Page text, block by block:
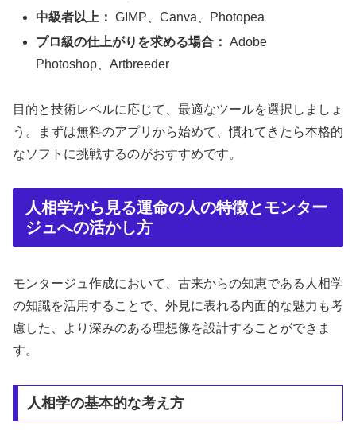
中級者以上： GIMP、Canva、Photopea
プロ級の仕上がりを求める場合： Adobe
Photoshop、Artbreeder
目的と技術レベルに応じて、最適なツールを選択しましょ
う。まずは無料のアプリから始めて、慣れてきたら本格的
なソフトに挑戦するのがおすすめです。
人相学から見る運命の人の特徴とモンター
ジュへの活かし方
モンタージュ作成において、古来からの知恵である人相学
の知識を活用することで、外見に表れる内面的な魅力も考
慮した、より深みのある理想像を設計することができま
す。
人相学の基本的な考え方